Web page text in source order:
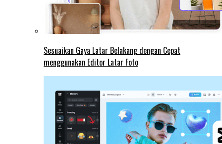
Sesuaikan Gaya Latar Belakang dengan Cepat
menggunakan Editor Latar Foto